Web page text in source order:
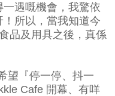
遇嘅機會，我驚依
所以，當我知道今
品及用具之後，真係
望『停一停、抖一
Cafe 開幕、有咩